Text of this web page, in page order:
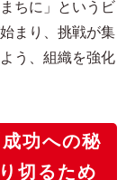
ちに」というビ
まり、挑戦が集
う、組織を強化
功への秘
切るため